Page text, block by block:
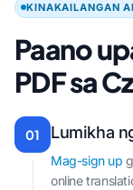
KINAKAILANGAN
Paano
PDF sa
01 Lumikha
Mag-sign up
online